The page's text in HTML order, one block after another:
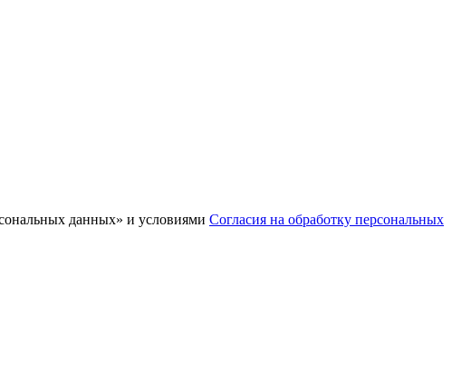
данных» и условиями Согласия на обработку персональных